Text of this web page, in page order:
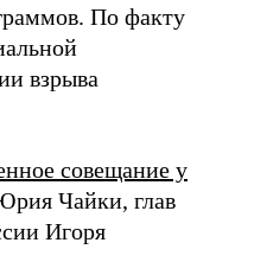
По факту
взрыва
совещание у
Чайки, глав
Игоря